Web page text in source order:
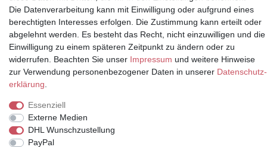
* Alle Preise inkl.
Mehrwertsteuer und zuzüglich
Die Datenverarbeitung kann mit Einwilligung oder aufgrund eines
berechtigten Interesses erfolgen. Die Zustimmung kann erteilt oder
abgelehnt werden. Es besteht das Recht, nicht einzuwilligen und die
Einwilligung zu einem späteren Zeitpunkt zu ändern oder zu
widerrufen. Beachten Sie unser Impressum und weitere Hinweise
zur Verwendung personenbezogener Daten in unserer Daten­schutz­
erklärung
Essenziell
Externe Medien
DHL Wunschzustellung
PayPal